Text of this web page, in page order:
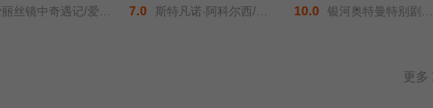
/爱丽丝梦游仙境2：穿越魔镜(港)/魔境梦游：时光怪客(台)/Alice in Wonderland: Through the Looking Glass/ 7.0 斯特凡诺·阿科尔西/桑德拉·切卡莱利/ 10.0 银河奥特曼特别剧场版：怪兽争夺战/
更多